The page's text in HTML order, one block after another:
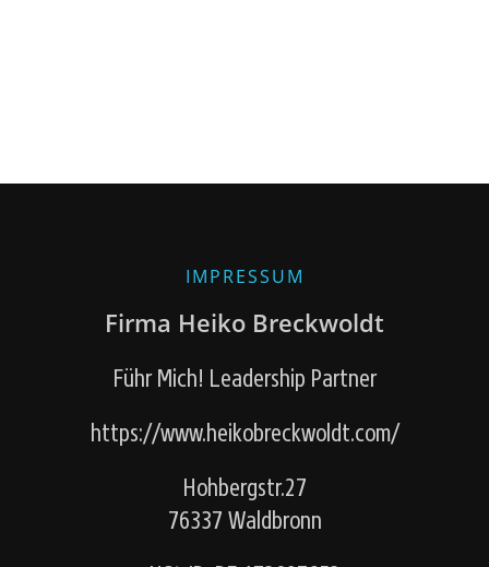
IMPRESSUM
Firma Heiko Breckwoldt
Führ Mich! Leadership Partner
https://www.heikobreckwoldt.com/
Hohbergstr.27
76337 Waldbronn